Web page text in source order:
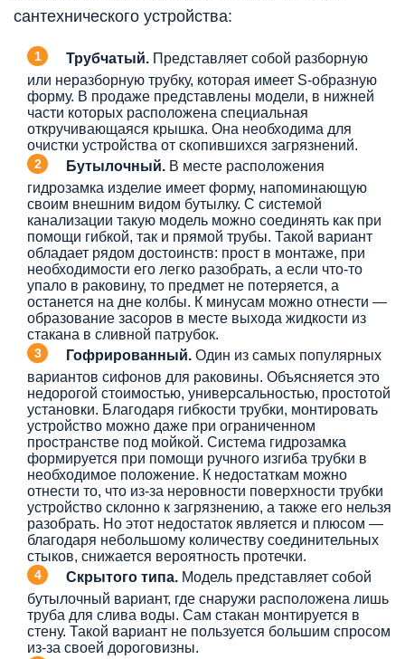
сантехнического устройства:
Трубчатый. Представляет собой разборную
или неразборную трубку, которая имеет S-образную
форму. В продаже представлены модели, в нижней
части которых расположена специальная
откручивающаяся крышка. Она необходима для
очистки устройства от скопившихся загрязнений.
Бутылочный. В месте расположения
гидрозамка изделие имеет форму, напоминающую
своим внешним видом бутылку. С системой
канализации такую модель можно соединять как при
помощи гибкой, так и прямой трубы. Такой вариант
обладает рядом достоинств: прост в монтаже, при
необходимости его легко разобрать, а если что-то
упало в раковину, то предмет не потеряется, а
останется на дне колбы. К минусам можно отнести —
образование засоров в месте выхода жидкости из
стакана в сливной патрубок.
Гофрированный. Один из самых популярных
вариантов сифонов для раковины. Объясняется это
недорогой стоимостью, универсальностью, простотой
установки. Благодаря гибкости трубки, монтировать
устройство можно даже при ограниченном
пространстве под мойкой. Система гидрозамка
формируется при помощи ручного изгиба трубки в
необходимое положение. К недостаткам можно
отнести то, что из-за неровности поверхности трубки
устройство склонно к загрязнению, а также его нельзя
разобрать. Но этот недостаток является и плюсом —
благодаря небольшому количеству соединительных
стыков, снижается вероятность протечки.
Скрытого типа. Модель представляет собой
бутылочный вариант, где снаружи расположена лишь
труба для слива воды. Сам стакан монтируется в
стену. Такой вариант не пользуется большим спросом
из-за своей дороговизны.